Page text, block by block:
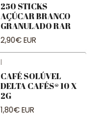
250 STICKS
AÇÚCAR BRANCO
GRANULADO RAR
2,90€ EUR
|
CAFÉ SOLÚVEL
DELTA CAFÉS® 10 X
2G
1,80€ EUR